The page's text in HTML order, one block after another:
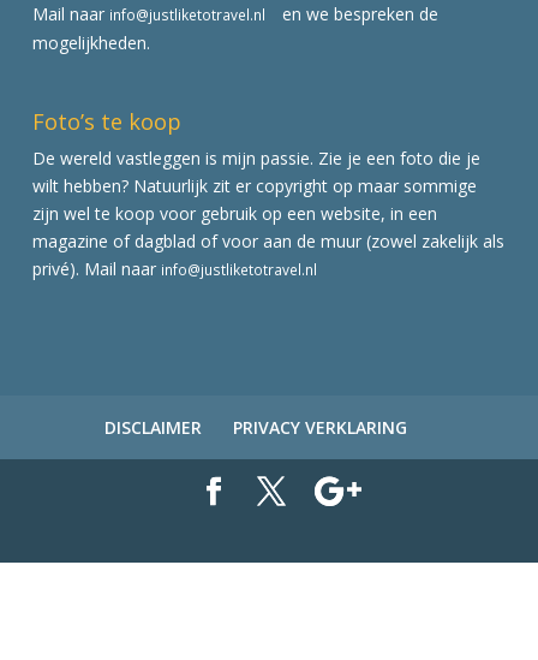
Mail naar info@justliketotravel.nl
en we bespreken de
mogelijkheden.
Foto’s te koop
De wereld vastleggen is mijn passie. Zie je een foto die je
wilt hebben? Natuurlijk zit er copyright op maar sommige
zijn wel te koop voor gebruik op een website, in een
magazine of dagblad of voor aan de muur (zowel zakelijk als
privé). Mail naar info@justliketotravel.nl
DISCLAIMER PRIVACY VERKLARING